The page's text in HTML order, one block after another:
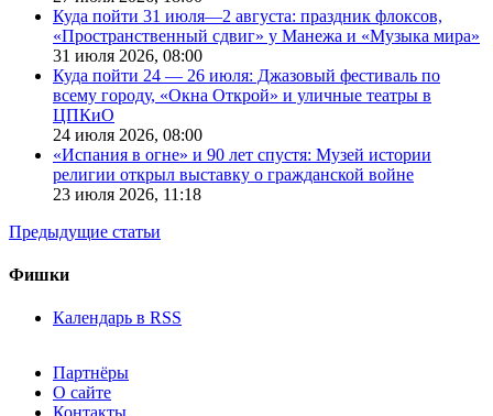
Куда пойти 31 июля—2 августа: праздник флоксов,
«Пространственный сдвиг» у Манежа и «Музыка мира»
31 июля 2026, 08:00
Куда пойти 24 — 26 июля: Джазовый фестиваль по
всему городу, «Окна Открой» и уличные театры в
ЦПКиО
24 июля 2026, 08:00
«Испания в огне» и 90 лет спустя: Музей истории
религии открыл выставку о гражданской войне
23 июля 2026, 11:18
Предыдущие статьи
Фишки
Календарь в RSS
Партнёры
О сайте